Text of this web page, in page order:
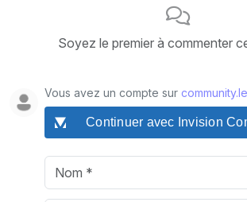
Soyez le premier à commenter
Vous avez un compte sur
Continuer avec Invision